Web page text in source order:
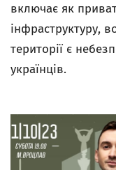
включає як
інфраструктуру,
території є
українців.